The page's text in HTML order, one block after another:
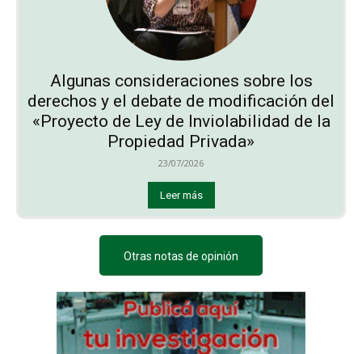
Algunas consideraciones sobre los
derechos y el debate de modificación del
«Proyecto de Ley de Inviolabilidad de la
Propiedad Privada»
23/07/2026
Leer más
Otras notas de opinión